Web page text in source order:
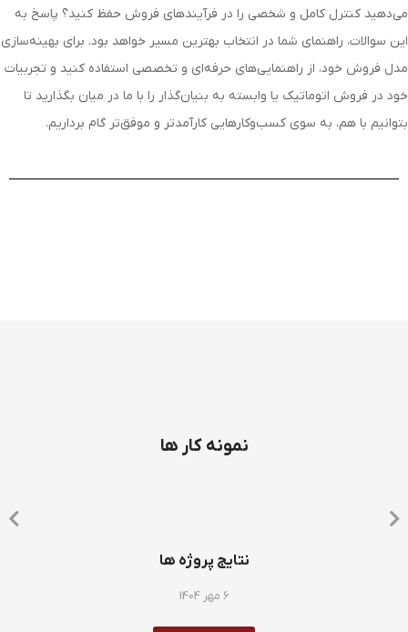
می‌دهید کنترل کامل و شخصی را در فرآیندهای فروش حفظ کنید؟ پاسخ به
این سوالات، راهنمای شما در انتخاب بهترین مسیر خواهد بود. برای بهینه‌سازی
مدل فروش خود، از راهنمایی‌های حرفه‌ای و تخصصی استفاده کنید و تجربیات
خود در فروش اتوماتیک یا وابسته به بنیان‌گذار را با ما در میان بگذارید تا
بتوانیم با هم، به سوی کسب‌وکارهایی کارآمدتر و موفق‌تر گام برداریم.
نمونه کار ها
نتایج پروژه ها
6 مهر 1404